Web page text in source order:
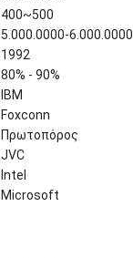
400~500
5.000.0000-6.000.0000
1992
80% - 90%
IBM
Foxconn
Πρωτοπόρος
JVC
Intel
Microsoft